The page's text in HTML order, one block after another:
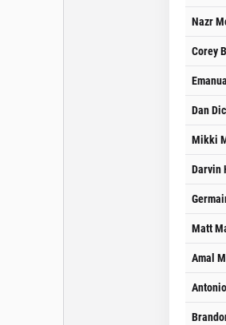
Nazr
Corey
Dan
Mikki
Darvin
Matt
Amal